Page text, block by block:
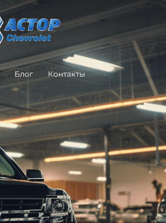
Блог Контакты